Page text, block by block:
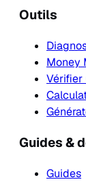
Outils
Money
Vérifier
Guides &
Guides